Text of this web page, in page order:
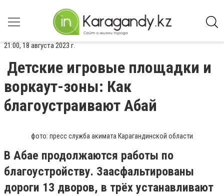
21:00, 18 августа 2023 г.
Детские игровые площадки и
воркаут-зоны: Как
благоустраивают Абай
фото: пресс служба акимата Карагандинской области
В Абае продолжаются работы по
благоустройству. Заасфальтированы
дороги 13 дворов, в трёх устанавливают